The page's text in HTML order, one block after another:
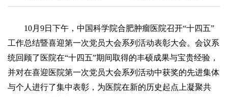
10月9日下午，中国科学院合肥肿瘤医院召开“十四五”
工作总结暨喜迎第一次党员大会系列活动表彰大会。会议系
统回顾了医院在“十四五”期间取得的丰硕成果与宝贵经验，
并对在喜迎医院第一次党员大会系列活动中获奖的先进集体
与个人进行了集中表彰，为医院在新的历史起点上凝聚共